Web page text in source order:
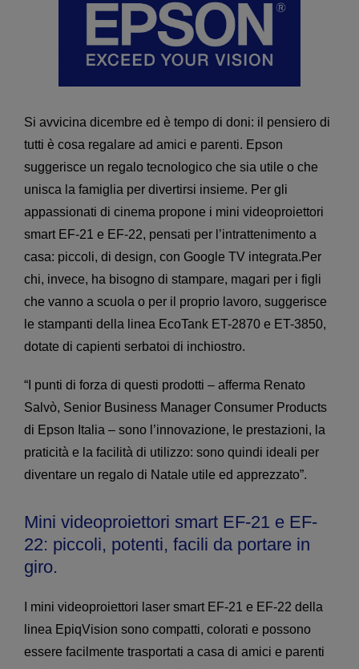
Si avvicina dicembre ed è tempo di doni: il pensiero di
tutti è cosa regalare ad amici e parenti. Epson
suggerisce un regalo tecnologico che sia utile o che
unisca la famiglia per divertirsi insieme. Per gli
appassionati di cinema propone i mini videoproiettori
smart EF-21 e EF-22, pensati per l’intrattenimento a
casa: piccoli, di design, con Google TV integrata.Per
chi, invece, ha bisogno di stampare, magari per i figli
che vanno a scuola o per il proprio lavoro, suggerisce
le stampanti della linea EcoTank ET-2870 e ET-3850,
dotate di capienti serbatoi di inchiostro.
“I punti di forza di questi prodotti – afferma Renato
Salvò, Senior Business Manager Consumer Products
di Epson Italia – sono l’innovazione, le prestazioni, la
praticità e la facilità di utilizzo: sono quindi ideali per
diventare un regalo di Natale utile ed apprezzato”.
Mini videoproiettori smart EF-21 e EF-
22: piccoli, potenti, facili da portare in
giro.
I mini videoproiettori laser smart EF-21 e EF-22 della
linea EpiqVision sono compatti, colorati e possono
essere facilmente trasportati a casa di amici e parenti